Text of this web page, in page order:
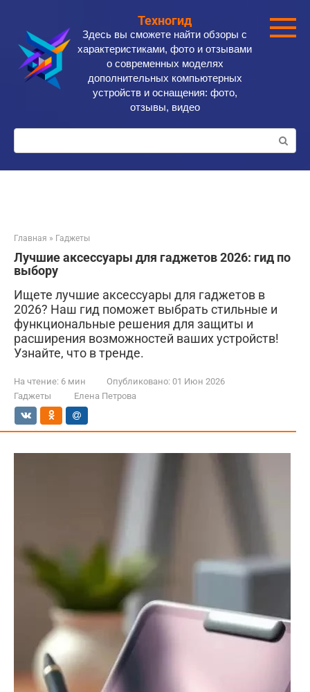
контенту
Техногид
Здесь вы сможете найти обзоры с
характеристиками, фото и отзывами
о современных моделях
дополнительных компьютерных
устройств и оснащения: фото,
отзывы, видео
Поиск:
Главная » Гаджеты
Лучшие аксессуары для гаджетов 2026: гид по
выбору
Ищете лучшие аксессуары для гаджетов в
2026? Наш гид поможет выбрать стильные и
функциональные решения для защиты и
расширения возможностей ваших устройств!
Узнайте, что в тренде.
На чтение: 6 мин Опубликовано: 01 Июн 2026
Гаджеты
Елена Петрова